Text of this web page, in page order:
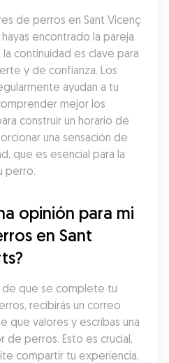
de perros en Sant Vicenç
encontrado la pareja
continuidad es clave para
y de confianza. Los
ayudan a tu
mejor los
construir un horario de
una sensación de
que es esencial para la
perro.
opinión para mi
en Sant
de que se complete tu
recibirás un correo
que valores y escribas una
de perros. Esto es crucial,
compartir tu experiencia,